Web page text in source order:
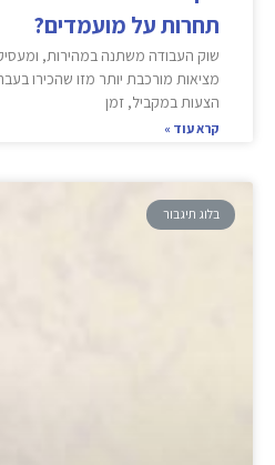
תחרות על מועמדים?
שוק העבודה משתנה במהירות,
מציאות מורכבת יותר מזו שהכירו
הצעות במקביל, זמן
קרא עוד »
בלוג תיגבור